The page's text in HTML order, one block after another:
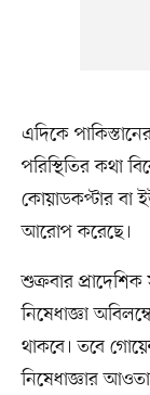
এদিকে
পরিস্থিতির কথা
কোয়াডকপ্টার বা
আরোপ করেছে।
শুক্রবার
নিষেধাজ্ঞা
থাকবে। তবে
নিষেধাজ্ঞার